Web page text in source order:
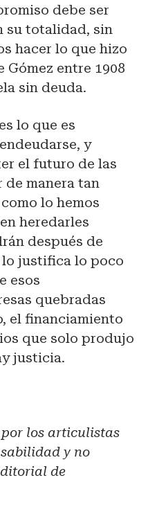
debe ser
su totalidad, sin
hacer lo que hizo
Gómez entre 1908
sin deuda.
lo que es
y
el futuro de las
de manera tan
lo hemos
heredarles
después de
lo justifica lo poco
esos
quebradas
el financiamiento
que solo produjo
justicia.
los articulistas
y no
de